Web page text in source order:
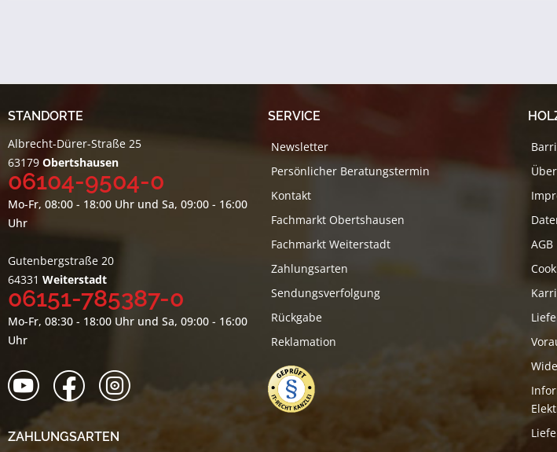
STANDORTE
Albrecht-Dürer-Straße 25
63179 Obertshausen
06104-9504-0
Mo-Fr, 08:00 - 18:00 Uhr und Sa, 09:00 - 16:00
Uhr
Gutenbergstraße 20
64331 Weiterstadt
06151-785387-0
Mo-Fr, 08:30 - 18:00 Uhr und Sa, 09:00 - 16:00
Uhr
ZAHLUNGSARTEN
SERVICE
Newsletter
Persönlicher Beratungstermin
Kontakt
Fachmarkt Obertshausen
Fachmarkt Weiterstadt
Zahlungsarten
Sendungsverfolgung
Rückgabe
Reklamation
AGB